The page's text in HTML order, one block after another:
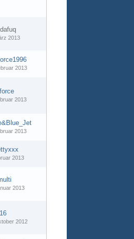
2013
2013
2013
2013
2013
2013
2012